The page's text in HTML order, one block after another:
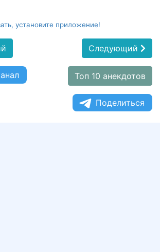
установите приложение!
Следующий
Топ 10 анекдотов
Поделиться